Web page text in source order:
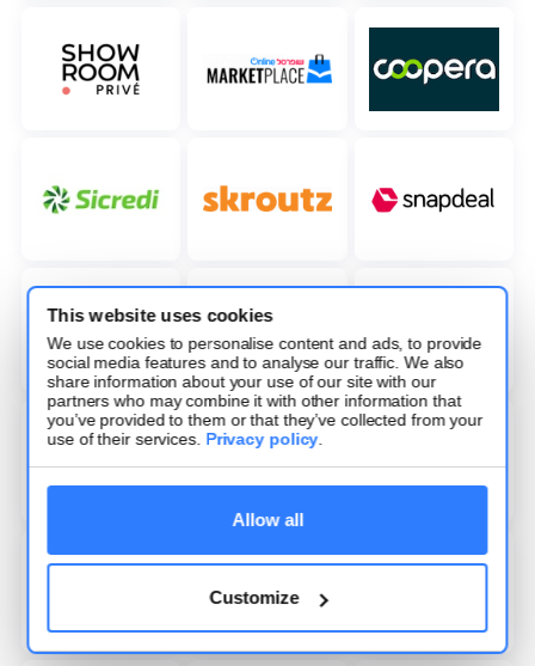
This website uses cookies
We use cookies to personalise content and ads, to provide
social media features and to analyse our traffic. We also
share information about your use of our site with our
partners who may combine it with other information that
you’ve provided to them or that they’ve collected from your
use of their services. Privacy policy.
Allow all
Customize